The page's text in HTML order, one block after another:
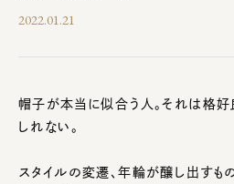
2022.01.21
帽子が本当に似合う人。それは格
しれない。
スタイルの変遷、年輪が醸し出すも